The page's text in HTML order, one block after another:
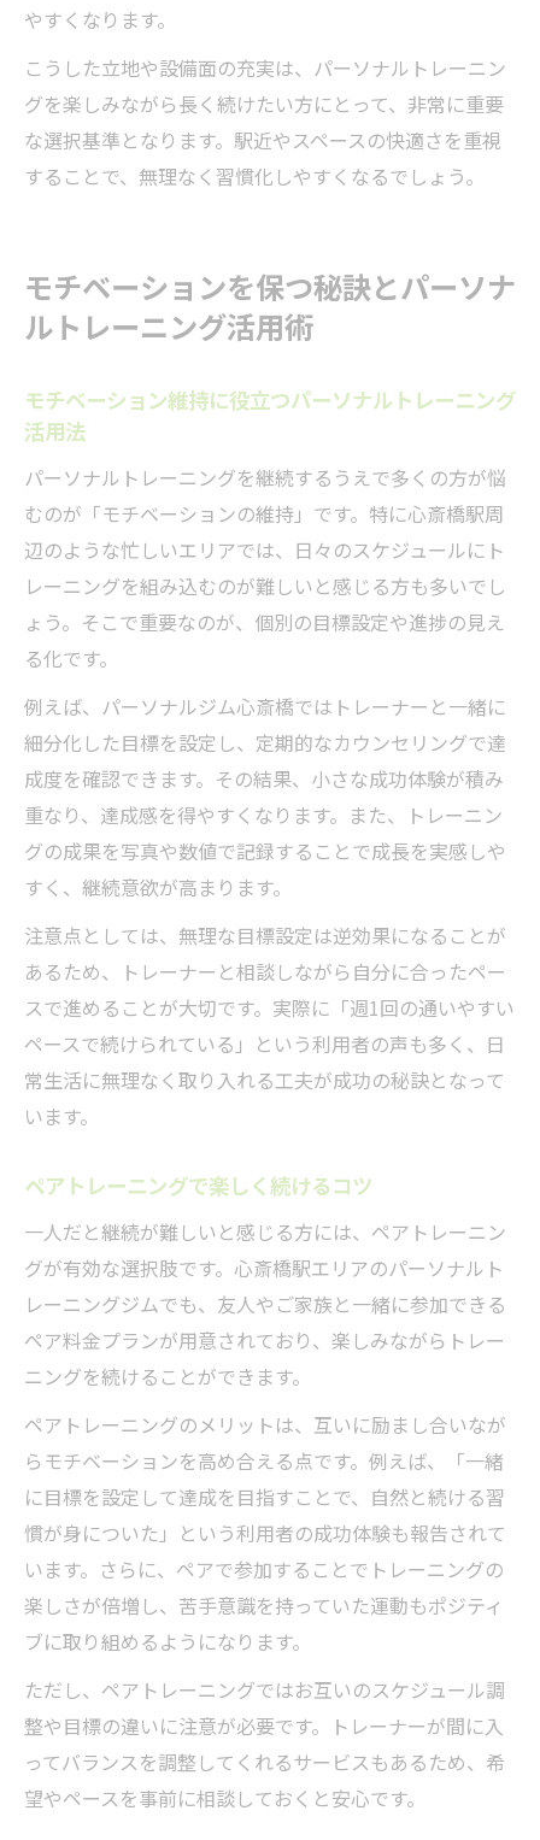
やすくなります。
こうした立地や設備面の充実は、パーソナルトレーニン
グを楽しみながら長く続けたい方にとって、非常に重要
な選択基準となります。駅近やスペースの快適さを重視
することで、無理なく習慣化しやすくなるでしょう。
モチベーションを保つ秘訣とパーソナ
ルトレーニング活用術
モチベーション維持に役立つパーソナルトレーニング
活用法
パーソナルトレーニングを継続するうえで多くの方が悩
むのが「モチベーションの維持」です。特に心斎橋駅周
辺のような忙しいエリアでは、日々のスケジュールにト
レーニングを組み込むのが難しいと感じる方も多いでし
ょう。そこで重要なのが、個別の目標設定や進捗の見え
る化です。
例えば、パーソナルジム心斎橋ではトレーナーと一緒に
細分化した目標を設定し、定期的なカウンセリングで達
成度を確認できます。その結果、小さな成功体験が積み
重なり、達成感を得やすくなります。また、トレーニン
グの成果を写真や数値で記録することで成長を実感しや
すく、継続意欲が高まります。
注意点としては、無理な目標設定は逆効果になることが
あるため、トレーナーと相談しながら自分に合ったペー
スで進めることが大切です。実際に「週1回の通いやすい
ペースで続けられている」という利用者の声も多く、日
常生活に無理なく取り入れる工夫が成功の秘訣となって
います。
ペアトレーニングで楽しく続けるコツ
一人だと継続が難しいと感じる方には、ペアトレーニン
グが有効な選択肢です。心斎橋駅エリアのパーソナルト
レーニングジムでも、友人やご家族と一緒に参加できる
ペア料金プランが用意されており、楽しみながらトレー
ニングを続けることができます。
ペアトレーニングのメリットは、互いに励まし合いなが
らモチベーションを高め合える点です。例えば、「一緒
に目標を設定して達成を目指すことで、自然と続ける習
慣が身についた」という利用者の成功体験も報告されて
います。さらに、ペアで参加することでトレーニングの
楽しさが倍増し、苦手意識を持っていた運動もポジティ
ブに取り組めるようになります。
ただし、ペアトレーニングではお互いのスケジュール調
整や目標の違いに注意が必要です。トレーナーが間に入
ってバランスを調整してくれるサービスもあるため、希
望やペースを事前に相談しておくと安心です。